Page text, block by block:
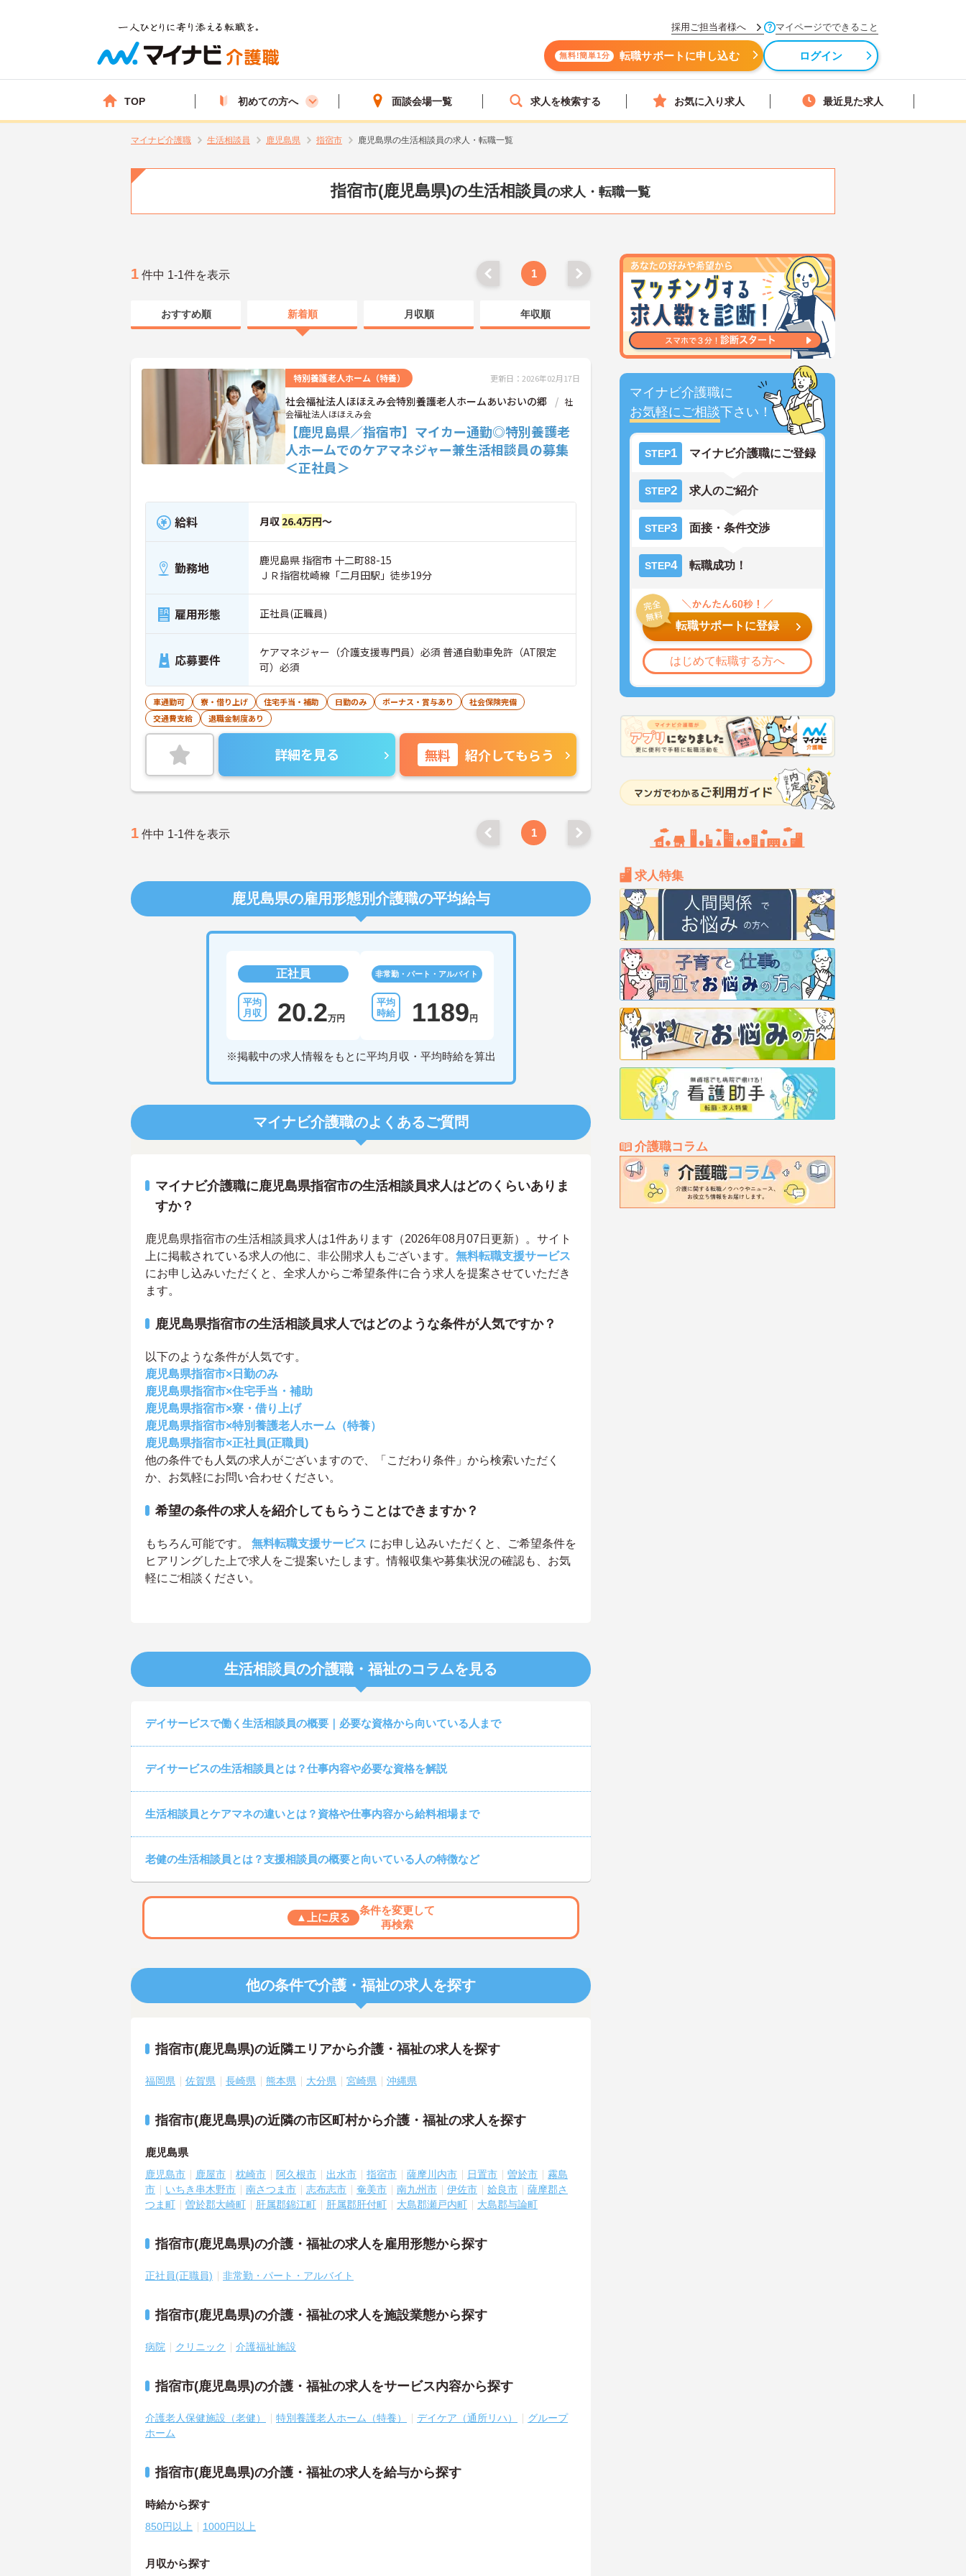
採用ご担当者様へ マイページでできること
無料!簡単1分 転職サポートに申し込む ログイン
TOP 初めての方へ 面談会場一覧 求人を検索する お気に入り求人 最近見た求人
マイナビ介護職 生活相談員 鹿児島県 指宿市 鹿児島県の生活相談員の求人・転職一覧
指宿市(鹿児島県)の生活相談員の求人・転職一覧
マイナビ介護職に
お気軽にご相談下さい！
STEP1 マイナビ介護職にご登録
STEP2 求人のご紹介
STEP3 面接・条件交渉
STEP4 転職成功！
転職サポートに登録
はじめて転職する方へ
求人特集
介護職コラム
1 件中 1-1件を表示 1
おすすめ順 新着順 月収順 年収順
特別養護老人ホーム（特養） 更新日：2026年02月17日
社会福祉法人ほほえみ会特別養護老人ホームあいおいの郷
社
会福祉法人ほほえみ会
【鹿児島県／指宿市】マイカー通勤◎特別養護老
人ホームでのケアマネジャー兼生活相談員の募集
＜正社員＞
給料 月収 26.4万円～
勤務地
鹿児島県 指宿市 十二町88-15
ＪＲ指宿枕崎線「二月田駅」徒歩19分
雇用形態 正社員(正職員)
応募要件
ケアマネジャー（介護支援専門員）必須 普通自動車免許（AT限定
可）必須
車通勤可 寮・借り上げ 住宅手当・補助 日勤のみ ボーナス・賞与あり
社会保険完備
交通費支給
退職金制度あり
詳細を見る 無料 紹介してもらう
1 件中 1-1件を表示 1
鹿児島県の雇用形態別介護職の平均給与
正社員
20.2万円
非常勤・パート・アルバイト
1189 円
※掲載中の求人情報をもとに平均月収・平均時給を算出
マイナビ介護職のよくあるご質問
マイナビ介護職に鹿児島県指宿市の生活相談員求人はどのくらいありま
すか？
鹿児島県指宿市の生活相談員求人は1件あります（2026年08月07日更新）。サイト
上に掲載されている求人の他に、非公開求人もございます。 無料転職支援サービス
にお申し込みいただくと、全求人からご希望条件に合う求人を提案させていただき
ます。
鹿児島県指宿市の生活相談員求人ではどのような条件が人気ですか？
以下のような条件が人気です。
鹿児島県指宿市×日勤のみ
鹿児島県指宿市×住宅手当・補助
鹿児島県指宿市×寮・借り上げ
鹿児島県指宿市×特別養護老人ホーム（特養）
鹿児島県指宿市×正社員(正職員)
他の条件でも人気の求人がございますので、「こだわり条件」から検索いただく
か、お気軽にお問い合わせください。
希望の条件の求人を紹介してもらうことはできますか？
もちろん可能です。 無料転職支援サービス にお申し込みいただくと、ご希望条件を
ヒアリングした上で求人をご提案いたします。情報収集や募集状況の確認も、お気
軽にご相談ください。
生活相談員の介護職・福祉のコラムを見る
デイサービスで働く生活相談員の概要｜必要な資格から向いている人まで
デイサービスの生活相談員とは？仕事内容や必要な資格を解説
生活相談員とケアマネの違いとは？資格や仕事内容から給料相場まで
老健の生活相談員とは？支援相談員の概要と向いている人の特徴など
▲上に戻る
条件を変更して
再検索
他の条件で介護・福祉の求人を探す
指宿市(鹿児島県)の近隣エリアから介護・福祉の求人を探す
福岡県 佐賀県 長崎県 熊本県 大分県 宮崎県 沖縄県
指宿市(鹿児島県)の近隣の市区町村から介護・福祉の求人を探す
鹿児島県
鹿児島市 鹿屋市 枕崎市 阿久根市 出水市 指宿市 薩摩川内市 日置市 曽於市
霧島
市
いちき串木野市 南さつま市 志布志市 奄美市 南九州市 伊佐市 姶良市
薩摩郡さ
つま町
曽於郡大崎町 肝属郡錦江町 肝属郡肝付町 大島郡瀬戸内町 大島郡与論町
指宿市(鹿児島県)の介護・福祉の求人を雇用形態から探す
正社員(正職員) 非常勤・パート・アルバイト
指宿市(鹿児島県)の介護・福祉の求人を施設業態から探す
病院 クリニック 介護福祉施設
指宿市(鹿児島県)の介護・福祉の求人をサービス内容から探す
介護老人保健施設（老健） 特別養護老人ホーム（特養） デイケア（通所リハ）
グループ
ホーム
指宿市(鹿児島県)の介護・福祉の求人を給与から探す
時給から探す
850円以上 1000円以上
月収から探す